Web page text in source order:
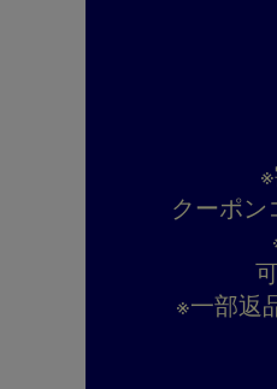
クーポ
※一部返